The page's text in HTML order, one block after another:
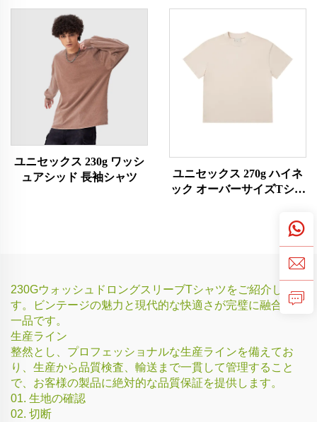
ユニセックス 230g ワッシ
ュアシッド 長袖シャツ
ユニセックス 270g ハイネ
ック オーバーサイズTシャ
230GウォッシュドロングスリーブTシャツをご紹介しま
す。ビンテージの魅力と現代的な快適さが完璧に融合した
一品です。
生産ライン
整然とし、プロフェッショナルな生産ラインを備えてお
り、生産から品質検査、輸送まで一貫して管理すること
で、お客様の製品に絶対的な品質保証を提供します。
01. 生地の確認
02. 切断